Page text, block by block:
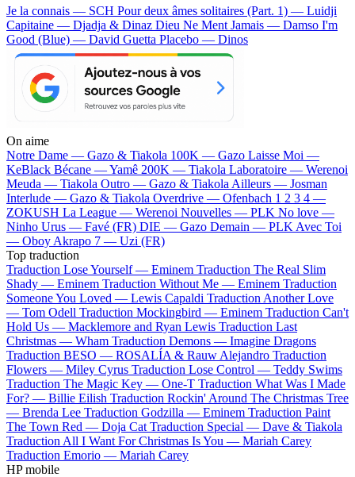
Je la connais — SCH Pour deux âmes solitaires (Part. 1) — Luidji
Capitaine — Djadja & Dinaz Dieu Ne Ment Jamais — Damso I'm
Good (Blue) — David Guetta Placebo — Dinos
On aime
Notre Dame — Gazo & Tiakola 100K — Gazo Laisse Moi —
KeBlack Bécane —Yamê 200K — Tiakola Laboratoire — Werenoi
Meuda — Tiakola Outro — Gazo & Tiakola Ailleurs — Josman
Interlude — Gazo & Tiakola Overdrive — Ofenbach 1 2 3 4 —
ZOKUSH La League — Werenoi Nouvelles — PLK No love —
Ninho Urus — Favé (FR) DIE — Gazo Demain — PLK Avec Toi
— Oboy Akrapo 7 — Uzi (FR)
Top traduction
Traduction Lose Yourself — Eminem Traduction The Real Slim
Shady — Eminem Traduction Without Me — Eminem Traduction
Someone You Loved — Lewis Capaldi Traduction Another Love
— Tom Odell Traduction Mockingbird — Eminem Traduction Can't
Hold Us — Macklemore and Ryan Lewis Traduction Last
Christmas — Wham Traduction Demons — Imagine Dragons
Traduction BESO — ROSALÍA & Rauw Alejandro Traduction
Flowers — Miley Cyrus Traduction Lose Control — Teddy Swims
Traduction The Magic Key — One-T Traduction What Was I Made
For? — Billie Eilish Traduction Rockin' Around The Christmas Tree
— Brenda Lee Traduction Godzilla — Eminem Traduction Paint
The Town Red — Doja Cat Traduction Special — Dave & Tiakola
Traduction All I Want For Christmas Is You — Mariah Carey
Traduction Emorio — Mariah Carey
HP mobile